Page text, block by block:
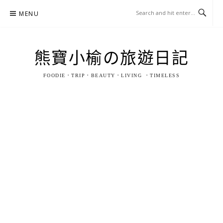
MENU
熊寶小榆の旅遊日記
FOODIE．TRIP．BEAUTY．LIVING ．TIMELESS